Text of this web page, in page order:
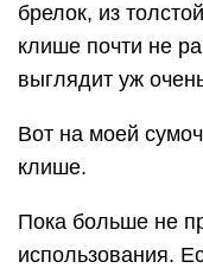
брелок, из
клише почти не
выглядит уж
Вот на моей
клише.
Пока больше не
использования.